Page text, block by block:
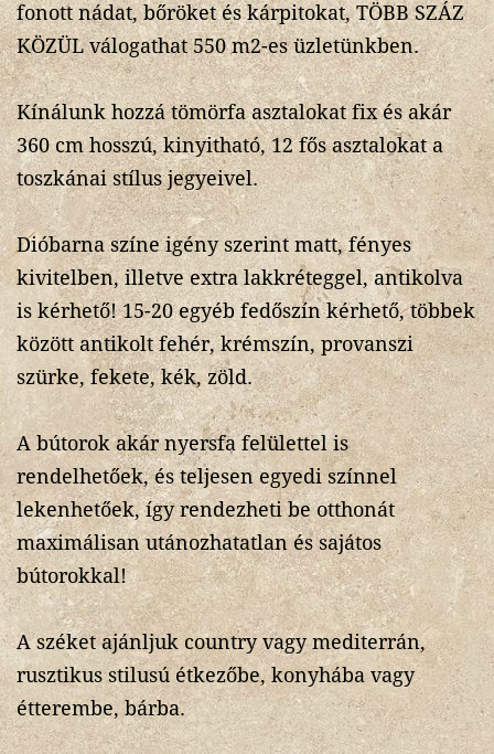
fonott nádat, bőröket és kárpitokat, TÖBB SZÁZ
KÖZÜL válogathat 550 m2-es üzletünkben.
Kínálunk hozzá tömörfa asztalokat fix és akár
360 cm hosszú, kinyitható, 12 fős asztalokat a
toszkánai stílus jegyeivel.
Dióbarna színe igény szerint matt, fényes
kivitelben, illetve extra lakkréteggel, antikolva
is kérhető! 15-20 egyéb fedőszín kérhető, többek
között antikolt fehér, krémszín, provanszi
szürke, fekete, kék, zöld.
A bútorok akár nyersfa felülettel is
rendelhetőek, és teljesen egyedi színnel
lekenhetőek, így rendezheti be otthonát
maximálisan utánozhatatlan és sajátos
bútorokkal!
A széket ajánljuk country vagy mediterrán,
rusztikus stilusú étkezőbe, konyhába vagy
étterembe, bárba.